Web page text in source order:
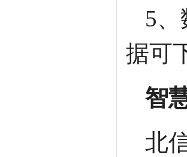
5
据可
智
北